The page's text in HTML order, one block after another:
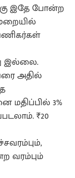
இதே போன்ற
இல்லை.
அதில்
3%
₹20
வரம்பும்